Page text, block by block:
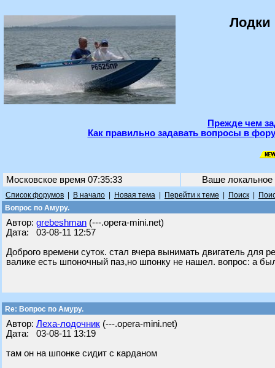
Лодки
Прежде чем
Как правильно задавать вопросы в
Московское время 07:35:33 Ваше
Список форумов В начало Новая тема Перейти к теме Поиск
Вопрос по Амуру.
Автор: grebeshman (---.opera-mini.net)
Дата: 03-08-11 12:57
Доброго времени суток. стал вчера вынимать двигатель для
валике есть шпоночный паз,но шпонку не нашел. вопрос: а
Re: Вопрос по Амуру.
Автор: Леха-лодочник (---.opera-mini.net)
Дата: 03-08-11 13:19
там он на шпонке сидит с карданом